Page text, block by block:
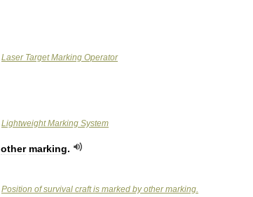
Laser Target Marking Operator
Lightweight Marking System
other marking.
Position of survival craft is marked by other marking.